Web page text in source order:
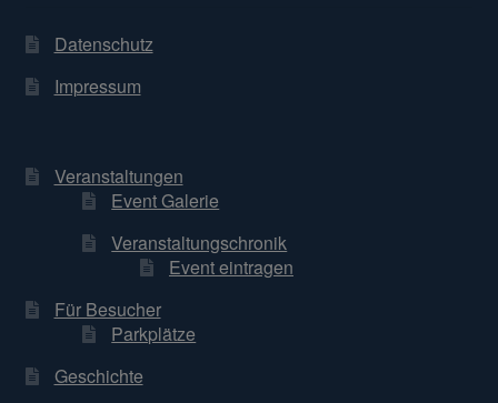
Datenschutz
Impressum
Veranstaltungen
Event Galerie
Veranstaltungschronik
Event eintragen
Für Besucher
Parkplätze
Geschichte